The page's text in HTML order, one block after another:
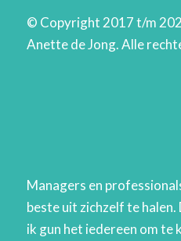
© Copyright 2017 t/m
Anette de Jong. Alle
Managers en
beste uit zichzelf te
ik gun het iedereen om te